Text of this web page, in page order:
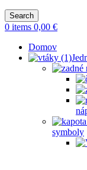
Search
0 items 0,00 €
Domov
symboly